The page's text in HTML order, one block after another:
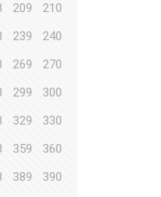
209
210
239
240
269
270
299
300
329
330
359
360
389
390